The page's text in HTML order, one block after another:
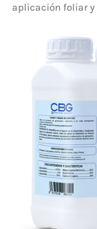
aplicación foliar